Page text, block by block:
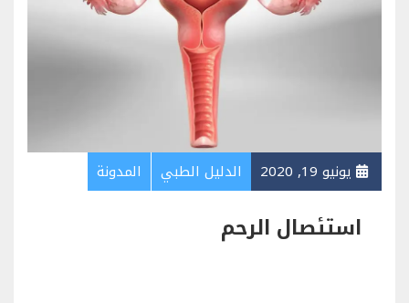
يونيو 19, 2020 الدليل الطبي المدونة
استئصال الرحم